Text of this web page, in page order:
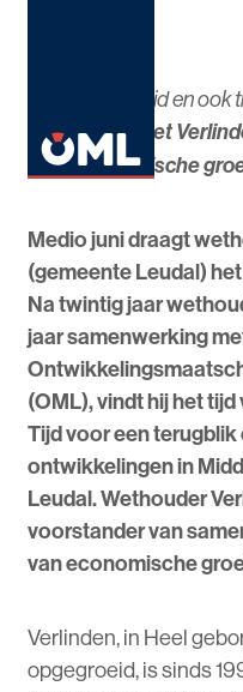
Bescheidenheid en ook
Wethouder Piet
voor economische
Medio juni draagt
(gemeente Leudal)
Na twintig jaar
jaar samenwerking
(OML), vindt hij het
Tijd voor een
ontwikkelingen in
Leudal. Wethouder
voorstander van
van economische
Verlinden, in Heel
opgegroeid, is sinds